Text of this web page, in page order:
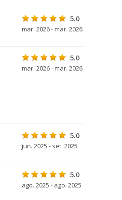
5.0
mar. 2026 - mar. 2026
5.0
mar. 2026 - mar. 2026
5.0
jun. 2025 - set. 2025
5.0
ago. 2025 - ago. 2025